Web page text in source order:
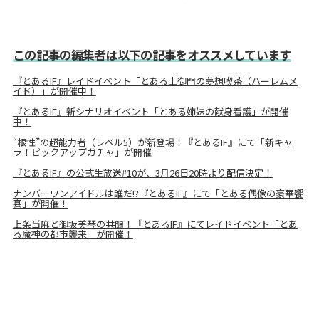
この記事の編集者は以下の記事をオススメしています
『とあるIF』レイドイベント「とある土御門の夢想喫茶（ハーレムメ
イド）」が開催中！
『とあるIF』新シナリオイベント「とある姉妹の献身看護」が開催
中！
“根性”の超能力者（レベル5）が新登場！『とあるIF』にて「新キャ
ラ！ピックアップガチャ」が開催
『とあるIF』の公式生放送#10が、3月26日20時より配信決定！
ナンバーワンアイドルは誰だ!?『とあるIF』にて「とある偶像の豪華饗
宴」が開催！
上条当麻と御坂美琴の共闘！『とあるIF』にてレイドイベント「とあ
る魔神の都市襲来」が開催！